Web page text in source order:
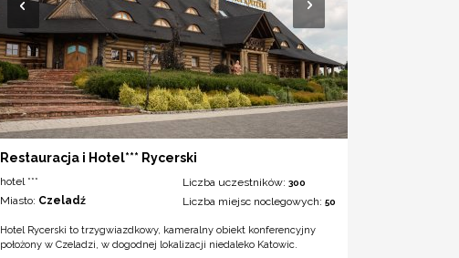
Restauracja i Hotel*** Rycerski
hotel ***
Miasto: Czeladź
Liczba uczestników: 300
Liczba miejsc noclegowych: 50
Hotel Rycerski to trzygwiazdkowy, kameralny obiekt konferencyjny
położony w Czeladzi, w dogodnej lokalizacji niedaleko Katowic.